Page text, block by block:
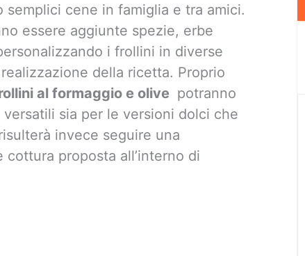
cene in famiglia e tra amici.
essere aggiunte spezie, erbe
i frollini in diverse
della ricetta. Proprio
al formaggio e olive potranno
sia per le versioni dolci che
invece seguire una
proposta all’interno di